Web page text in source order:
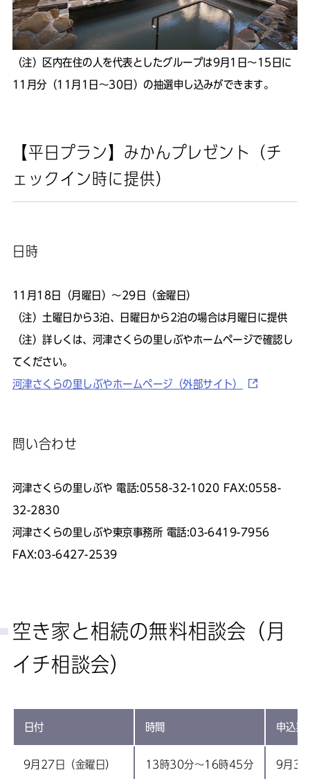
（注）区内在住の人を代表としたグループは9月1日～15日に
11月分（11月1日～30日）の抽選申し込みができます。
【平日プラン】みかんプレゼント（チ
ェックイン時に提供）
日時
11月18日（月曜日）～29日（金曜日）
（注）土曜日から3泊、日曜日から2泊の場合は月曜日に提供
（注）詳しくは、河津さくらの里しぶやホームページで確認し
てください。
河津さくらの里しぶやホームページ（外部サイト）
問い合わせ
河津さくらの里しぶや 電話:0558-32-1020 FAX:0558-
32-2830
河津さくらの里しぶや東京事務所 電話:03-6419-7956
FAX:03-6427-2539
空き家と相続の無料相談会（月
イチ相談会）
日付 時間 申込期
9月27日（金曜日） 13時30分～16時45分 9月3